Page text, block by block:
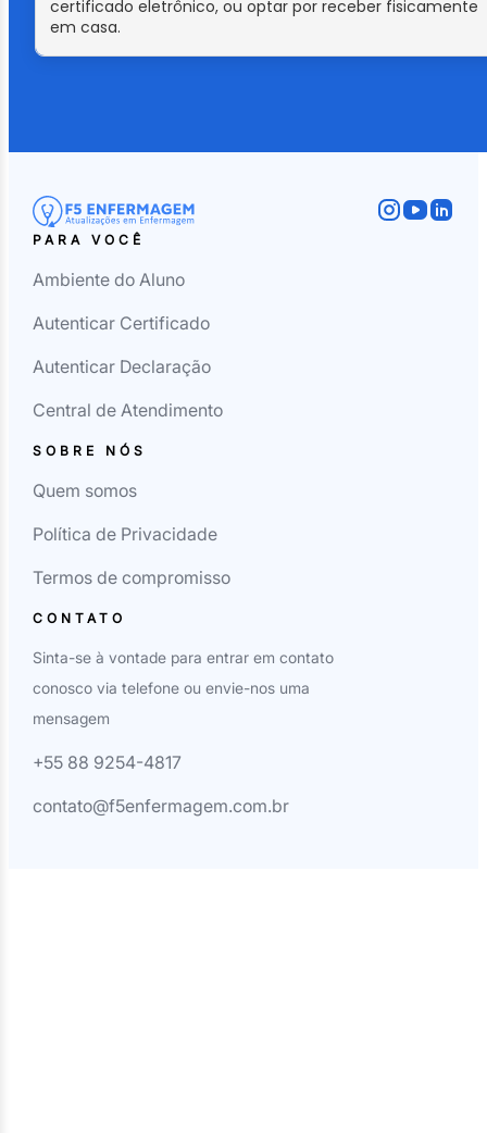
certificado eletrônico, ou optar por receber fisicamente
em casa.
PARA VOCÊ
Ambiente do Aluno
Autenticar Certificado
Autenticar Declaração
Central de Atendimento
SOBRE NÓS
Quem somos
Política de Privacidade
Termos de compromisso
CONTATO
Sinta-se à vontade para entrar em contato
conosco via telefone ou envie-nos uma
mensagem
+55 88 9254-4817
contato@f5enfermagem.com.br